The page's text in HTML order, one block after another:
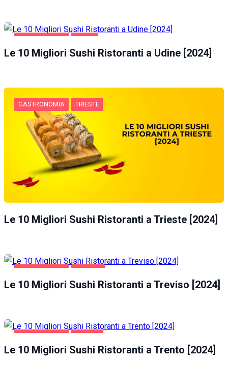
Le 10 Migliori Sushi Ristoranti a Udine [2024]
GASTRONOMIA TRIESTE
Le 10 Migliori Sushi Ristoranti a Trieste [2024]
Le 10 Migliori Sushi Ristoranti a Treviso [2024]
Le 10 Migliori Sushi Ristoranti a Trento [2024]